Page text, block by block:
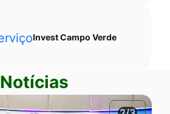
Invest Campo Verde
Notícias